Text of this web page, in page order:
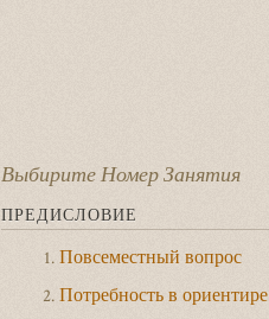
Выбирите Номер Занятия
ПРЕДИСЛОВИЕ
1. Повсеместный вопрос
2. Потребность в ориентире